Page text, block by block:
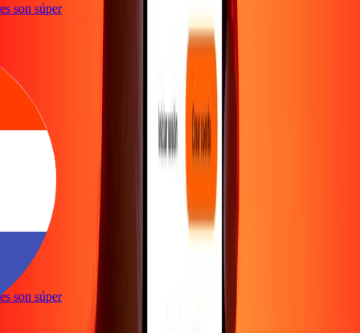
son súper
son súper